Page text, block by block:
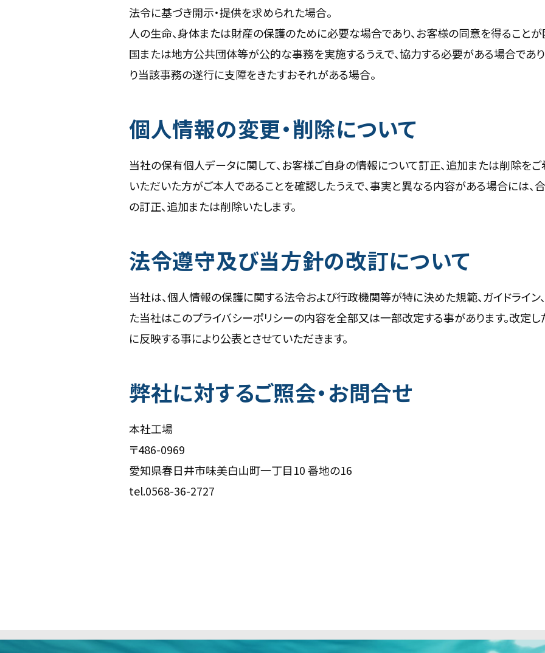
法令に基づき開示・提供を求められた場合。
人の生命、身体または財産の保護のために必要な場合であり、お客様の同意を得ることが
国または地方公共団体等が公的な事務を実施するうえで、協力する必要がある場合であ
り当該事務の遂行に支障をきたすおそれがある場合。
個人情報の変更・削除について
当社の保有個人データに関して、お客様ご自身の情報について訂正、追加または削除を
いただいた方がご本人であることを確認したうえで、事実と異なる内容がある場合には
の訂正、追加または削除いたします。
法令遵守及び当方針の改訂について
当社は、個人情報の保護に関する法令および行政機関等が特に決めた規範、ガイドライン
た当社はこのプライバシーポリシーの内容を全部又は一部改定する事があります。改定
に反映する事により公表とさせていただきます。
弊社に対するご照会・お問合せ
本社工場
〒486-0969
愛知県春日井市味美白山町一丁目10 番地の16
tel.0568-36-2727